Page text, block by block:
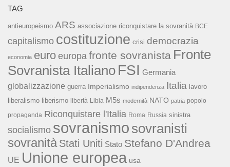
TAG
antieuropeismo ARS associazione riconquistare la sovranità BCE
capitalismo costituzione crisi democrazia
economia euro europa fronte sovranista Fronte
Sovranista Italiano FSI Germania
globalizzazione guerra Imperialismo indipendenza Italia lavoro
liberalismo liberismo libertà Libia M5s modernità NATO patria popolo
propaganda Riconquistare l'Italia Roma Russia sinistra
socialismo sovranismo sovranisti
sovranità Stati Uniti Stato Stefano D'Andrea
UE Unione europea usa